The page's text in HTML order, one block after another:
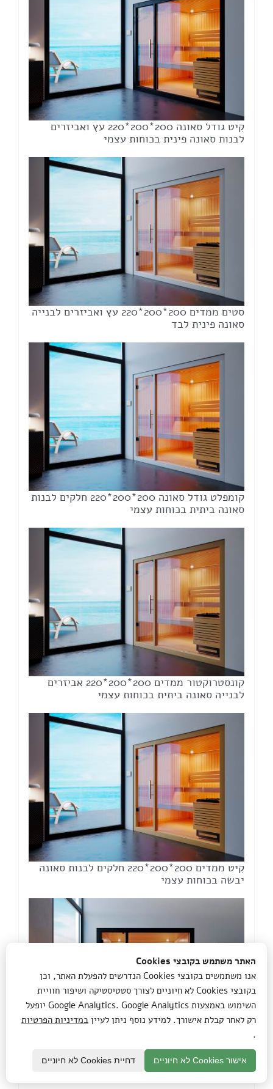
קִיט גודל סאונה 200*200*220 עץ ואביזרים
לבנות סאונה פינית בכוחות עצמי
סטים ממדים 200*200*220 עץ ואביזרים לבנייה
סאונה פינית לבד
קומפלט גודל סאונה 200*200*220 חלקים לבנות
סאונה ביתית בכוחות עצמי
קונסטרוקטור ממדים 200*200*220 אביזרים
לבנייה סאונה ביתית בכוחות עצמי
קִיט ממדים 200*200*220 חלקים לבנות סאונה
יבשה בכוחות עצמי
סט גודל סאונה 200*200*220 חלקים לבנות
סאונה ביתית בכוחות עצמי
האתר משתמש בקובצי Cookies
אנו משתמשים בקובצי Cookies הנדרשים להפעלת האתר, וכן
בקובצי Cookies לא חיוניים לצורך סטטיסטיקה ושיפור חוויית
השימוש באמצעות Google Analytics. Google Analytics יופעל
רק לאחר קבלת אישורך. למידע נוסף ניתן לעיין במדיניות הפרטיות
.
אישור Cookies לא חיוניים דחיית Cookies לא חיוניים